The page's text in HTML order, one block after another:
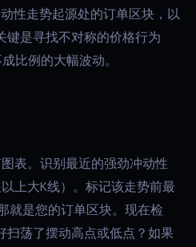
性走势起源处的订单区块，以
键是寻找不对称的价格行为
比例的大幅波动。
表。识别最近的强劲冲动性
上大K线）。标记该走势前最
就是您的订单区块。现在检
扫荡了摆动高点或低点？如果